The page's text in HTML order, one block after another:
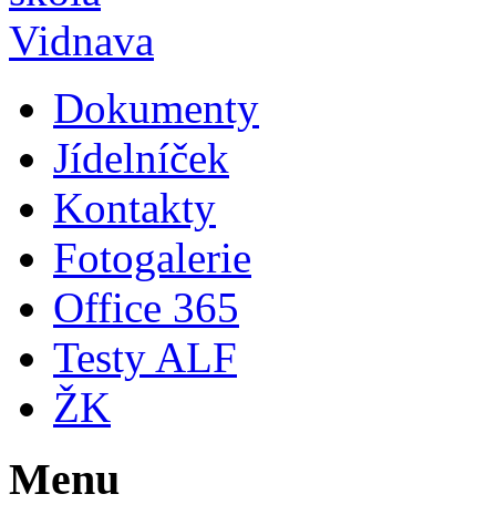
Dokumenty
Jídelníček
Kontakty
Fotogalerie
Office 365
Testy ALF
ŽK
Menu